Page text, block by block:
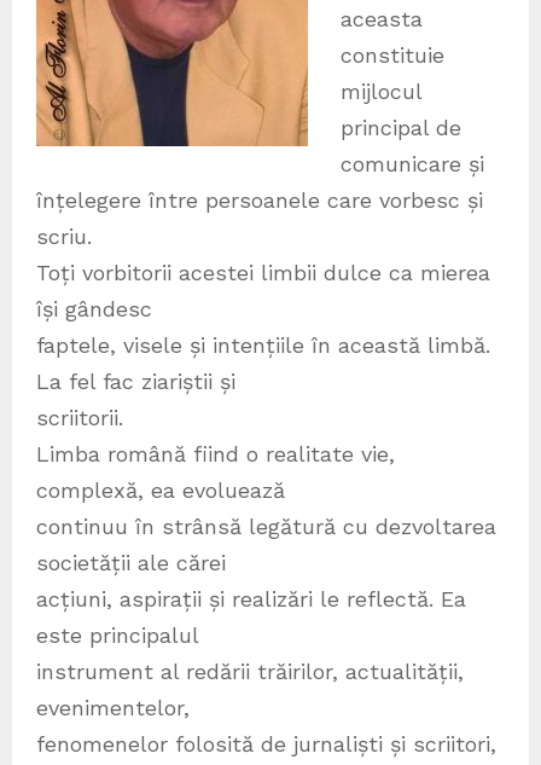
aceasta
constituie
mijlocul
principal de
comunicare și
înțelegere între persoanele care vorbesc și
scriu.
Toți vorbitorii acestei limbii dulce ca mierea
își gândesc
faptele, visele și intențiile în această limbă.
La fel fac ziariștii și
scriitorii.
Limba română fiind o realitate vie,
complexă, ea evoluează
continuu în strânsă legătură cu dezvoltarea
societății ale cărei
acțiuni, aspirații și realizări le reflectă. Ea
este principalul
instrument al redării trăirilor, actualității,
evenimentelor,
fenomenelor folosită de jurnaliști și scriitori,